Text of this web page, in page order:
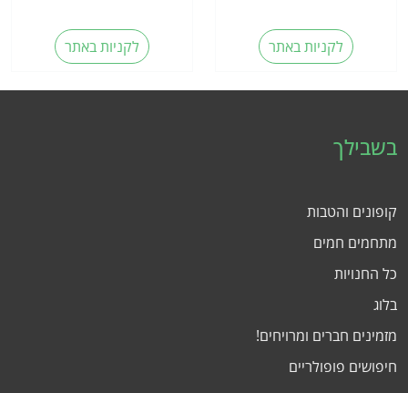
לקניות באתר לקניות באתר
בשבילך
קופונים והטבות
מתחמים חמים
כל החנויות
בלוג
מזמינים חברים ומרויחים!
חיפושים פופולריים